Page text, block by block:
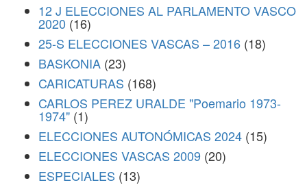
12 J ELECCIONES AL PARLAMENTO VASCO
2020 (16)
25-S ELECCIONES VASCAS – 2016 (18)
BASKONIA (23)
CARICATURAS (168)
CARLOS PEREZ URALDE "Poemario 1973-
1974" (1)
ELECCIONES AUTONÓMICAS 2024 (15)
ELECCIONES VASCAS 2009 (20)
ESPECIALES (13)